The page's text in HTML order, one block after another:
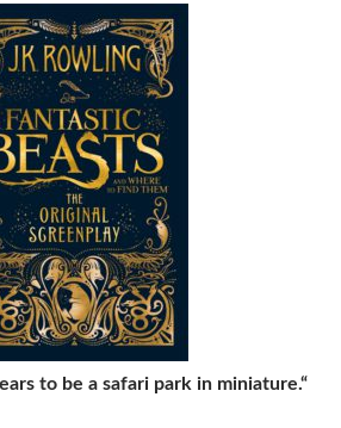
to be a safari park in miniature.“